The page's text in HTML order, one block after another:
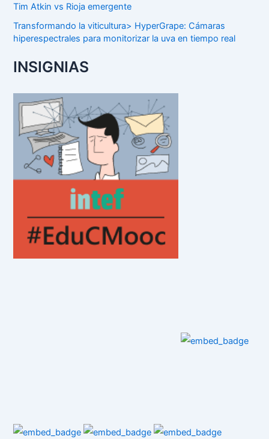
Tim Atkin vs Rioja emergente
Transformando la viticultura> HyperGrape: Cámaras
hiperespectrales para monitorizar la uva en tiempo real
INSIGNIAS